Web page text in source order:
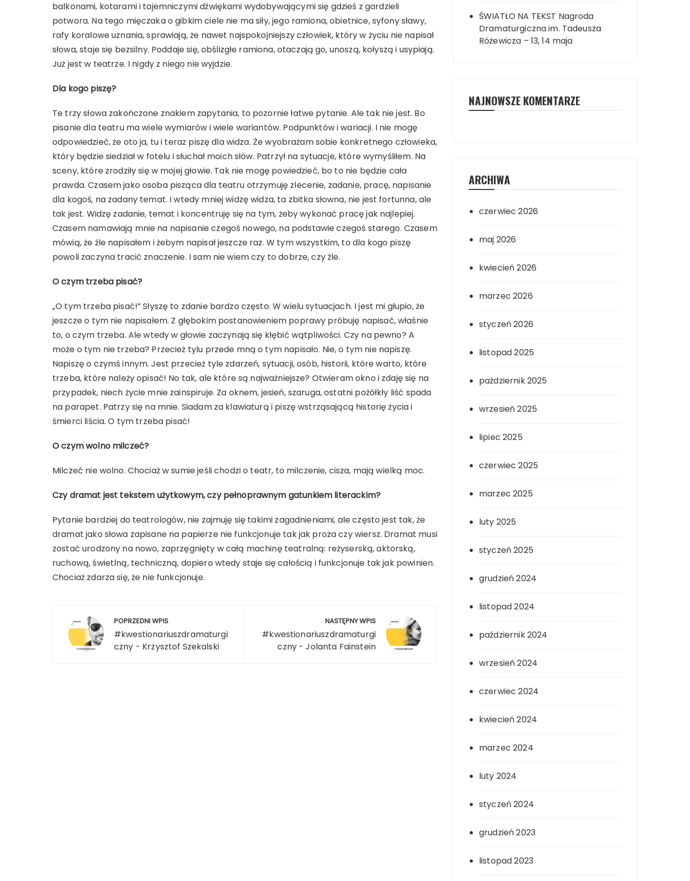
balkonami, kotarami i tajemniczymi dźwiękami wydobywającymi się gdzieś z gardzieli
potwora. Na tego mięczaka o gibkim ciele nie ma siły, jego ramiona, obietnice, syfony sławy,
rafy koralowe uznania, sprawiają, że nawet najspokojniejszy człowiek, który w życiu nie napisał
słowa, staje się bezsilny. Poddaje się, obślizgłe ramiona, otaczają go, unoszą, kołyszą i usypiają.
Już jest w teatrze. I nigdy z niego nie wyjdzie.
Dla kogo piszę?
Te trzy słowa zakończone znakiem zapytania, to pozornie łatwe pytanie. Ale tak nie jest. Bo
pisanie dla teatru ma wiele wymiarów i wiele wariantów. Podpunktów i wariacji. I nie mogę
odpowiedzieć, że oto ja, tu i teraz piszę dla widza. Że wyobrażam sobie konkretnego człowieka,
który będzie siedział w fotelu i słuchał moich słów. Patrzył na sytuacje, które wymyśliłem. Na
sceny, które zrodziły się w mojej głowie. Tak nie mogę powiedzieć, bo to nie będzie cała
prawda. Czasem jako osoba pisząca dla teatru otrzymuję zlecenie, zadanie, pracę, napisanie
dla kogoś, na zadany temat. I wtedy mniej widzę widza, ta zbitka słowna, nie jest fortunna, ale
tak jest. Widzę zadanie, temat i koncentruję się na tym, żeby wykonać pracę jak najlepiej.
Czasem namawiają mnie na napisanie czegoś nowego, na podstawie czegoś starego. Czasem
mówią, że źle napisałem i żebym napisał jeszcze raz. W tym wszystkim, to dla kogo piszę
powoli zaczyna tracić znaczenie. I sam nie wiem czy to dobrze, czy źle.
O czym trzeba pisać?
„O tym trzeba pisać!” Słyszę to zdanie bardzo często. W wielu sytuacjach. I jest mi głupio, że
jeszcze o tym nie napisałem. Z głębokim postanowieniem poprawy próbuję napisać, właśnie
to, o czym trzeba. Ale wtedy w głowie zaczynają się kłębić wątpliwości. Czy na pewno? A
może o tym nie trzeba? Przecież tylu przede mną o tym napisało. Nie, o tym nie napiszę.
Napiszę o czymś innym. Jest przecież tyle zdarzeń, sytuacji, osób, historii, które warto, które
trzeba, które należy opisać! No tak, ale które są najważniejsze? Otwieram okno i zdaję się na
przypadek, niech życie mnie zainspiruje. Za oknem, jesień, szaruga, ostatni pożółkły liść spada
na parapet. Patrzy się na mnie. Siadam za klawiaturą i piszę wstrząsającą historię życia i
śmierci liścia. O tym trzeba pisać!
O czym wolno milczeć?
Milczeć nie wolno. Chociaż w sumie jeśli chodzi o teatr, to milczenie, cisza, mają wielką moc.
Czy dramat jest tekstem użytkowym, czy pełnoprawnym gatunkiem literackim?
Pytanie bardziej do teatrologów, nie zajmuję się takimi zagadnieniami, ale często jest tak, że
dramat jako słowa zapisane na papierze nie funkcjonuje tak jak proza czy wiersz. Dramat musi
zostać urodzony na nowo, zaprzęgnięty w całą machinę teatralną: reżyserską, aktorską,
ruchową, świetlną, techniczną, dopiero wtedy staje się całością i funkcjonuje tak jak powinien.
Chociaż zdarza się, że nie funkcjonuje.
POPRZEDNI WPIS
#kwestionariuszdramaturgi
czny - Krzysztof Szekalski
NASTĘPNY WPIS
#kwestionariuszdramaturgi
czny - Jolanta Fainstein
ŚWIATŁO NA TEKST Nagroda
Dramaturgiczna im. Tadeusza
Różewicza – 13, 14 maja
NAJNOWSZE KOMENTARZE
ARCHIWA
czerwiec 2026
maj 2026
kwiecień 2026
marzec 2026
styczeń 2026
listopad 2025
październik 2025
wrzesień 2025
lipiec 2025
czerwiec 2025
marzec 2025
luty 2025
styczeń 2025
grudzień 2024
listopad 2024
październik 2024
wrzesień 2024
czerwiec 2024
kwiecień 2024
marzec 2024
luty 2024
styczeń 2024
grudzień 2023
listopad 2023